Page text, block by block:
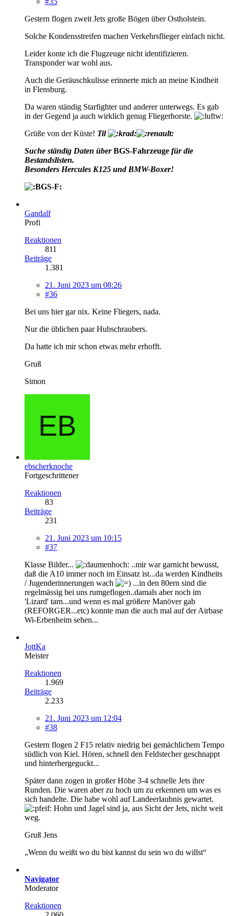
Gestern flogen zweit Jets große Bögen über Ostholstein.
Solche Kondensstreifen machen Verkehrsflieger einfach nicht.
Leider konte ich die Flugzeuge nicht identifizieren.
Transponder war wohl aus.
Auch die Geräuschkulisse erinnerte mich an meine Kindheit
in Flensburg.
Da waren ständig Starfighter und anderer unterwegs. Es gab
in der Gegend ja auch wirklich genug Fliegerhorste.
Grüße von der Küste! Til
Suche ständig Daten überBGS-Fahrzeuge für die
Bestandslisten.
Besonders Hercules K125 und BMW-Boxer!
Gandalf
Profi
Reaktionen
811
Beiträge
1.381
21. Juni 2023 um 08:26
#36
Bei uns hier gar nix. Keine Fliegers, nada.
Nur die üblichen paar Hubschraubers.
Da hatte ich mir schon etwas mehr erhofft.
Gruß
Simon
ebscherknoche
Fortgeschrittener
Reaktionen
83
Beiträge
231
21. Juni 2023 um 10:15
#37
Klasse Bilder...
..mir war garnicht bewusst,
daß die A10 immer noch im Einsatz ist...da werden Kindheits
/ Jugenderinnerungen wach
...in den 80ern sind die
regelmässig bei uns rumgeflogen..damals aber noch im
'Lizard' tarn...und wenn es mal größere Manöver gab
(REFORGER...etc) konnte man die auch mal auf der Airbase
Wi-Erbenheim sehen...
JottKa
Meister
Reaktionen
1.969
Beiträge
2.233
21. Juni 2023 um 12:04
#38
Gestern flogen 2 F15 relativ niedrig bei gemächlichem Tempo
südlich von Kiel. Hören, schnell den Feldstecher geschnappt
und hinterhergeguckt...
Später dann zogen in großer Höhe 3-4 schnelle Jets ihre
Runden. Die waren aber zu hoch um zu erkennen um was es
sich handelte. Die habe wohl auf Landeerlaubnis gewartet.
Hohn und Jagel sind ja, aus Sicht der Jets, nicht weit
weg.
Gruß Jens
„Wenn du weißt wo du bist kannst du sein wo du willst“
Navigator
Moderator
Reaktionen